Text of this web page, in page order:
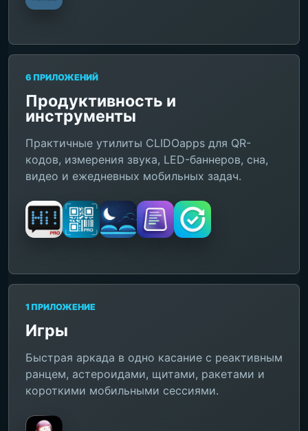
6 ПРИЛОЖЕНИЙ
Продуктивность и
инструменты
Практичные утилиты CLIDOapps для QR-
кодов, измерения звука, LED-баннеров, сна,
видео и ежедневных мобильных задач.
1 ПРИЛОЖЕНИЕ
Игры
Быстрая аркада в одно касание с реактивным
ранцем, астероидами, щитами, ракетами и
короткими мобильными сессиями.